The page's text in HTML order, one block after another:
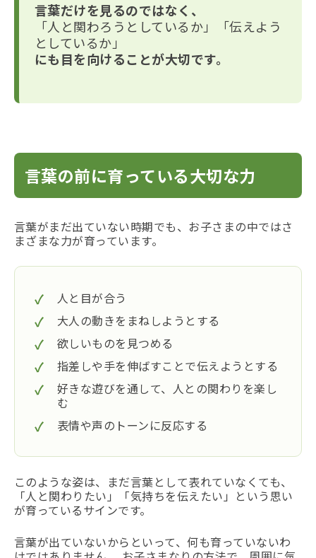
言葉だけを見るのではなく、
「人と関わろうとしているか」「伝えよう
としているか」
にも目を向けることが大切です。
言葉の前に育っている大切な力
言葉がまだ出ていない時期でも、お子さまの中ではさ
まざまな力が育っています。
人と目が合う
大人の動きをまねしようとする
欲しいものを見つめる
指差しや手を伸ばすことで伝えようとする
好きな遊びを通して、人との関わりを楽し
む
表情や声のトーンに反応する
このような姿は、まだ言葉として表れていなくても、
「人と関わりたい」「気持ちを伝えたい」という思い
が育っているサインです。
言葉が出ていないからといって、何も育っていないわ